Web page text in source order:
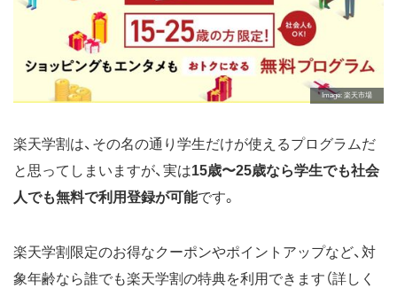
Image 楽天市場
楽天学割は、その名の通り学生だけが使えるプログラムだ
と思ってしまいますが、実は15歳〜25歳なら学生でも社会
人でも無料で利用登録が可能です。
楽天学割限定のお得なクーポンやポイントアップなど、対
象年齢なら誰でも楽天学割の特典を利用できます（詳しく